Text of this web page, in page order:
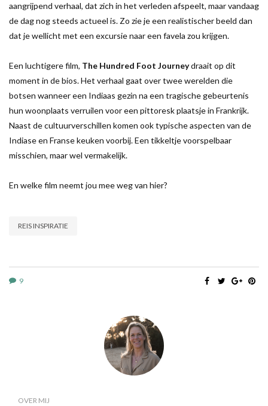
aangrijpend verhaal, dat zich in het verleden afspeelt, maar vandaag
de dag nog steeds actueel is. Zo zie je een realistischer beeld dan
dat je wellicht met een excursie naar een favela zou krijgen.
Een luchtigere film, The Hundred Foot Journeydraait op dit
moment in de bios. Het verhaal gaat over twee werelden die
botsen wanneer een Indiaas gezin na een tragische gebeurtenis
hun woonplaats verruilen voor een pittoresk plaatsje in Frankrijk.
Naast de cultuurverschillen komen ook typische aspecten van de
Indiase en Franse keuken voorbij. Een tikkeltje voorspelbaar
misschien, maar wel vermakelijk.
En welke film neemt jou mee weg van hier?
REIS INSPIRATIE
9
OVER MIJ